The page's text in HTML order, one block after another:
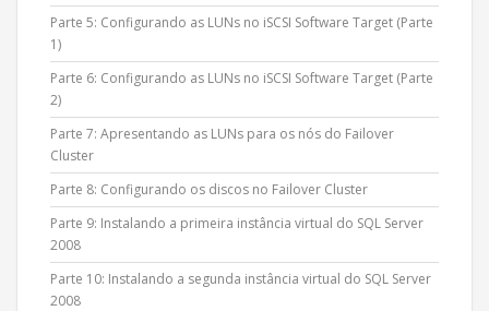
Parte 5: Configurando as LUNs no iSCSI Software Target (Parte
1)
Parte 6: Configurando as LUNs no iSCSI Software Target (Parte
2)
Parte 7: Apresentando as LUNs para os nós do Failover
Cluster
Parte 8: Configurando os discos no Failover Cluster
Parte 9: Instalando a primeira instância virtual do SQL Server
2008
Parte 10: Instalando a segunda instância virtual do SQL Server
2008